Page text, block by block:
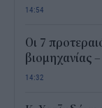
14:54
Οι 7
βιομηχανίας
14:32